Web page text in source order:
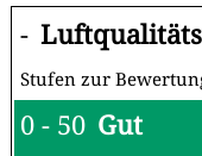
-
Stufen zur
0 - 50 Gut